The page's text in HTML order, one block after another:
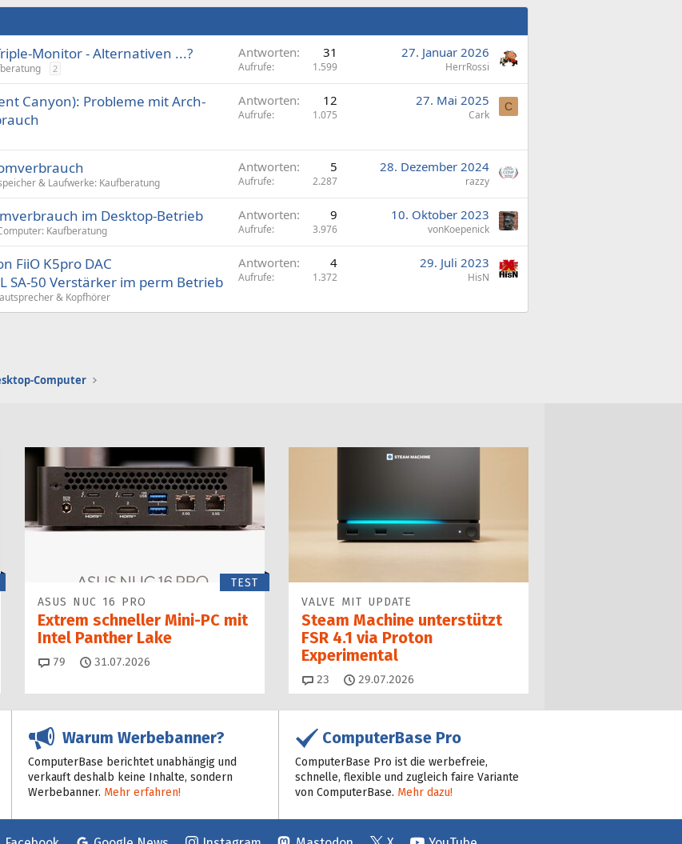
Monitor - Alternativen ...?
2
Antworten 31
Aufrufe 1.599
27. Januar 2026
HerrRossi
Canyon): Probleme mit Arch-
Antworten 12
Aufrufe 1.075
27. Mai 2025
Cark
C
& Laufwerke: Kaufberatung
Antworten 5
Aufrufe 2.287
28. Dezember 2024
razzy
im Desktop-Betrieb
Kaufberatung
Antworten 9
Aufrufe 3.976
10. Oktober 2023
vonKoepenick
FiiO K5pro DAC
SA-50 Verstärker im perm Betrieb
& Kopfhörer
Antworten 4
Aufrufe 1.372
29. Juli 2023
HisN
Computer
TEST
ASUS NUC 16 PRO
Extrem schneller Mini-PC mit
Intel Panther Lake
79 Kommentare
31.07.2026
VALVE MIT UPDATE
Steam Machine unterstützt
FSR 4.1 via Proton
Experimental
23 Kommentare
29.07.2026
Warum Werbebanner?
ComputerBase berichtet unabhängig und
verkauft deshalb keine Inhalte, sondern
Werbebanner. Mehr erfahren!
ComputerBase Pro
ComputerBase Pro ist die werbefreie,
schnelle, flexible und zugleich faire Variante
von ComputerBase. Mehr dazu!